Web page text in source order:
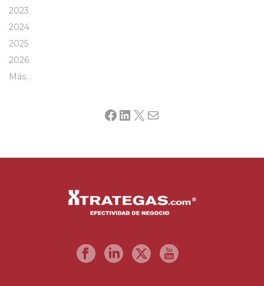
2023
2024
2025
2026
Más…
Facebook
LinkedIn
X Mail